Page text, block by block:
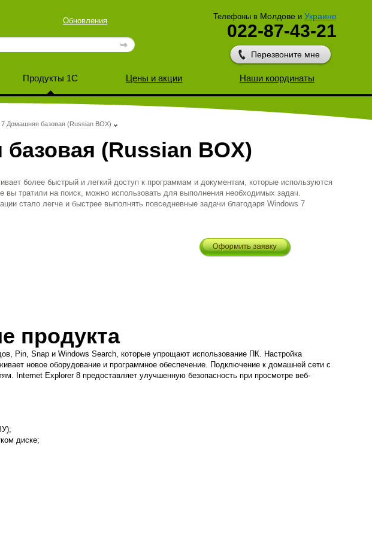
Обновления Телефоны в Молдове и Украине
022-87-43-21
Перезвоните мне
Продукты 1С Цены и акции Наши координаты
7 Домашняя базовая (Russian BOX)
(Russian BOX)
более быстрый и легкий доступ к программам и документам, которые используются
вы тратили на поиск, можно использовать для выполнения необходимых задач.
стало легче и быстрее выполнять повседневные задачи благодаря Windows 7
продукта
Pin, Snap и Windows Search, которые упрощают использование ПК. Настройка
новое оборудование и программное обеспечение. Подключение к домашней сети с
Internet Explorer 8 предоставляет улучшенную безопасность при просмотре веб-
диске;